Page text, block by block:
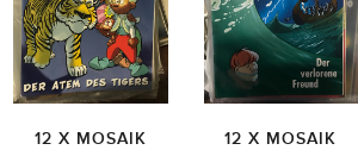
12 X MOSAIK
12 X MOSAIK